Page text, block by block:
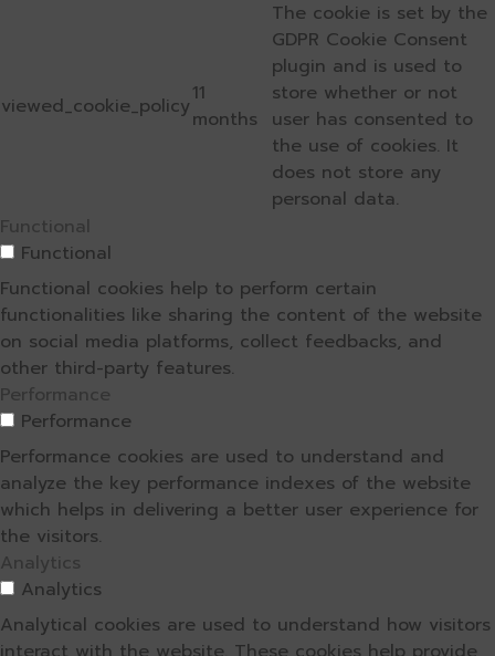
viewed_cookie_policy11
months
The cookie is set by the
GDPR Cookie Consent
plugin and is used to
store whether or not
user has consented to
the use of cookies. It
does not store any
personal data.
Functional
Functional
Functional cookies help to perform certain
functionalities like sharing the content of the website
on social media platforms, collect feedbacks, and
other third-party features.
Performance
Performance
Performance cookies are used to understand and
analyze the key performance indexes of the website
which helps in delivering a better user experience for
the visitors.
Analytics
Analytics
Analytical cookies are used to understand how visitors